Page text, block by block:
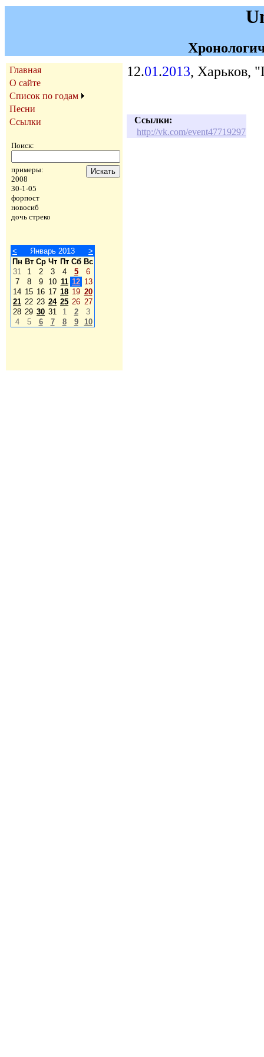
Главная
О сайте
Список по годам
Песни
Ссылки
Поиск:
примеры:
2008
30-1-05
форпост
новосиб
дочь стреко
< Январь 2013
>
Пн Вт Ср Чт Пт Сб Вс
31
1 2 3 4 5
6
7
8 9 10 11 12 13
14 15 16 17 18 19 20
21 22 23 24 25 26 27
28 29 30 31 1 2
3
4
5 6 7 8 9 10
12.01.2013, Харьков,
Ссылки:
http://vk.com/event47719297